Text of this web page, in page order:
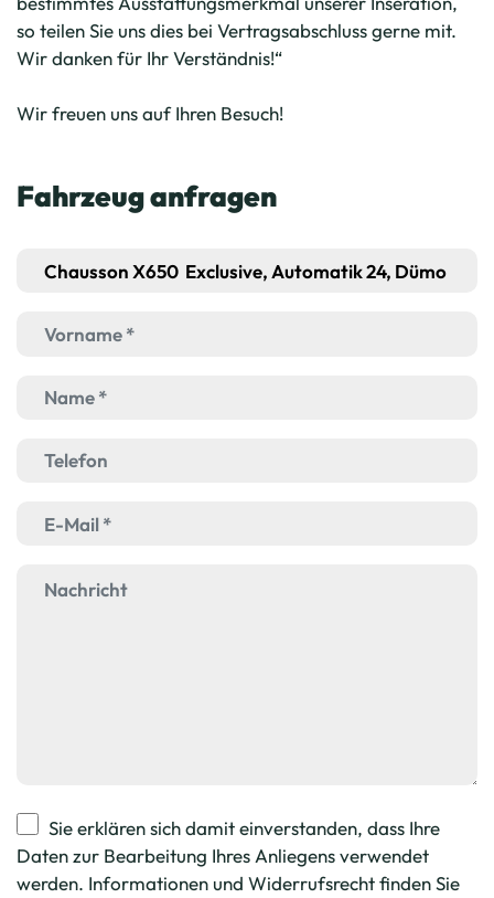
so teilen Sie uns dies bei Vertragsabschluss gerne mit.
Wir danken für Ihr Verständnis!“
Wir freuen uns auf Ihren Besuch!
Fahrzeug anfragen
Sie erklären sich damit einverstanden, dass Ihre
Daten zur Bearbeitung Ihres Anliegens verwendet
werden. Informationen und Widerrufsrecht finden Sie